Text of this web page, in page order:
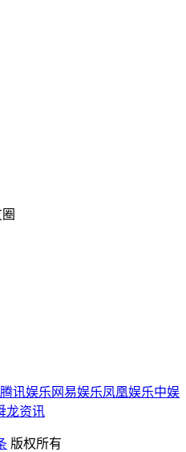
腾讯娱乐 网易娱乐凤凰娱乐中娱
龙资讯
版权所有